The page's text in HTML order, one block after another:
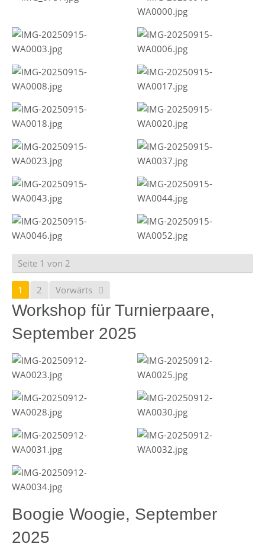
Seite 1 von 2
1 2 Vorwärts
Workshop für Turnierpaare,
September 2025
Boogie Woogie, September
2025